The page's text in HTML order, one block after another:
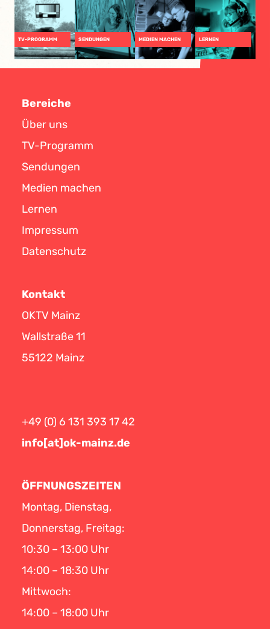
TV-PROGRAMM SENDUNGEN MEDIEN MACHEN LERNEN
Bereiche
Über uns
TV-Programm
Sendungen
Medien machen
Lernen
Impressum
Datenschutz
Kontakt
OKTV Mainz
Wallstraße 11
55122 Mainz
+49 (0) 6 131 393 17 42
info[at]ok-mainz.de
ÖFFNUNGSZEITEN
Montag, Dienstag,
Donnerstag, Freitag:
10:30 – 13:00 Uhr
14:00 – 18:30 Uhr
Mittwoch:
14:00 – 18:00 Uhr